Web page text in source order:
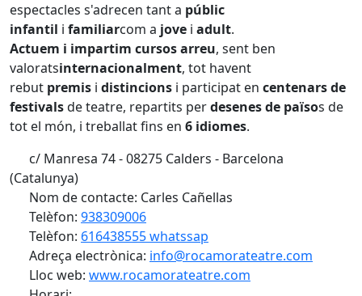
espectacles s'adrecen tant a públic
infantil i familiarcom a jove i adult.
Actuem i impartim cursos arreu, sent ben
valoratsinternacionalment, tot havent
rebut premis i distincions i participat en centenars de
festivalsde teatre, repartits perdesenes de països de
tot el món, i treballat fins en 6 idiomes.
c/ Manresa 74 - 08275 Calders - Barcelona
(Catalunya)
Nom de contacte: Carles Cañellas
Telèfon: 938309006
Telèfon: 616438555 whatssap
Adreça electrònica: info@rocamorateatre.com
Lloc web: www.rocamorateatre.com